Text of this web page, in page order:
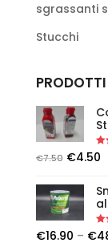
sgrassanti
Stucchi
out
€7.50 €4.50
€16.90 – €